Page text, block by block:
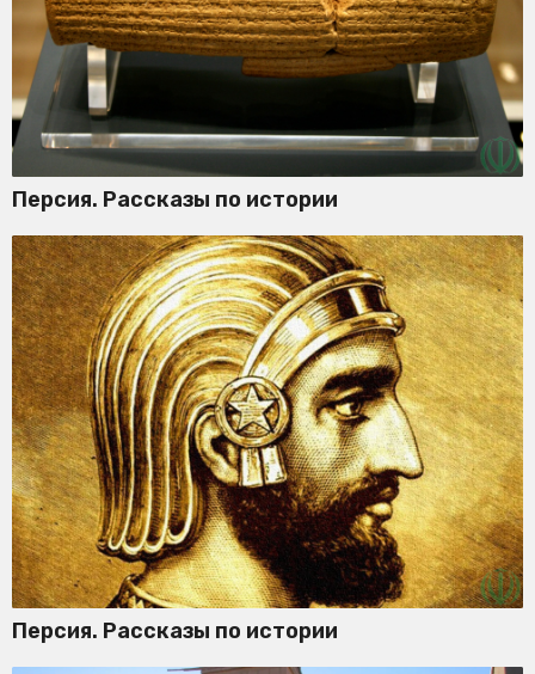
Персия. Рассказы по истории
Персия. Рассказы по истории